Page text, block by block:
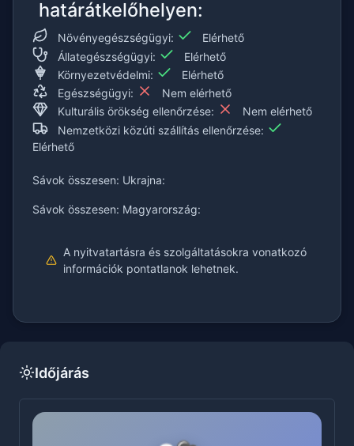
határátkelőhelyen:
Növényegészségügyi:
Elérhető
Állategészségügyi:
Elérhető
Környezetvédelmi:
Elérhető
Egészségügyi:
Nem elérhető
Kulturális örökség ellenőrzése:
Nem elérhető
Nemzetközi közúti szállítás ellenőrzése:
Elérhető
Sávok összesen: Ukrajna:
Sávok összesen: Magyarország:
A nyitvatartásra és szolgáltatásokra vonatkozó
információk pontatlanok lehetnek.
Időjárás